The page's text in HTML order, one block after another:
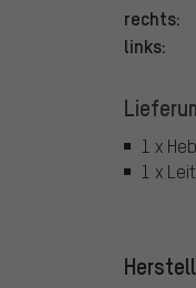
rechts:
links:
1 x
1 x